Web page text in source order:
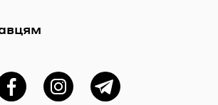
ФейсбукInstagramTelegram